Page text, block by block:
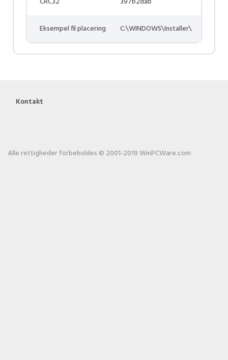
Eksempel fil placering C:\WINDOWS\Installer\
Kontakt
Alle rettigheder forbeholdes © 2001-2019 WinPCWare.com